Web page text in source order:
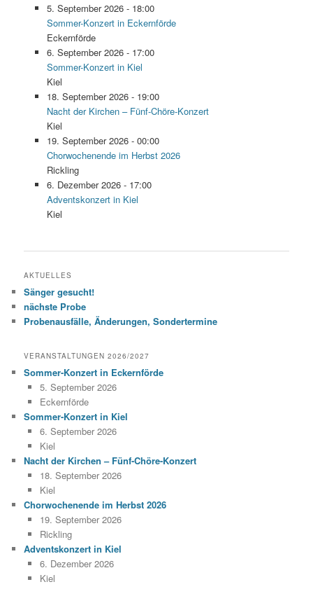
5. September 2026 - 18:00
Sommer-Konzert in Eckernförde
Eckernförde
6. September 2026 - 17:00
Sommer-Konzert in Kiel
Kiel
18. September 2026 - 19:00
Nacht der Kirchen – Fünf-Chöre-Konzert
Kiel
19. September 2026 - 00:00
Chorwochenende im Herbst 2026
Rickling
6. Dezember 2026 - 17:00
Adventskonzert in Kiel
Kiel
AKTUELLES
Sänger gesucht!
nächste Probe
Probenausfälle, Änderungen, Sondertermine
VERANSTALTUNGEN 2026/2027
Sommer-Konzert in Eckernförde
5. September 2026
Eckernförde
Sommer-Konzert in Kiel
6. September 2026
Kiel
Nacht der Kirchen – Fünf-Chöre-Konzert
18. September 2026
Kiel
Chorwochenende im Herbst 2026
19. September 2026
Rickling
Adventskonzert in Kiel
6. Dezember 2026
Kiel